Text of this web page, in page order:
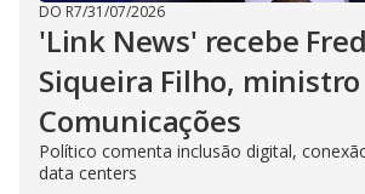
DO R7/31/07/2026
'Link News' recebe
Siqueira Filho,
Comunicações
Político comenta inclusão digital,
data centers